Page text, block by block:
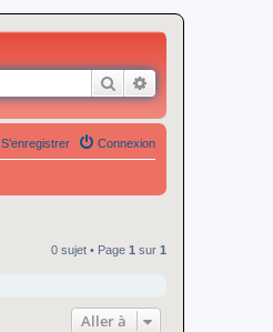
Rechercher
Connexion
S’enregistrer
0 sujet • Page 1 sur 1
Aller à